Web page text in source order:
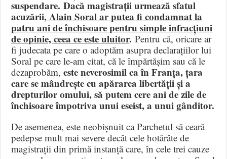
suspendare. Dacă magistrații urmează sfatul
acuzării,Alain Soral ar putea fi condamnat la
patru ani de închisoare pentru simple infracțiuni
de opinie, ceea ce este uluitor.Pentru că, oricare ar
fi judecata pe care o adoptăm asupra declarațiilor lui
Soral pe care le-am citat, că le împărtășim sau că le
dezaprobăm, este neverosimil ca în Franța, țara
care se mândrește cu apărarea libertății și a
drepturilor omului, să putem cere ani de zile de
închisoare împotriva unui eseist, a unui gânditor.
De asemenea, este neobișnuit ca Parchetul să ceară
pedepse mult mai severe decât cele hotărâte de
magistrații din primă instanță care, în cele trei cauze